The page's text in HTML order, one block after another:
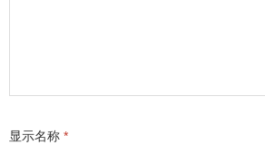
显示名称 *